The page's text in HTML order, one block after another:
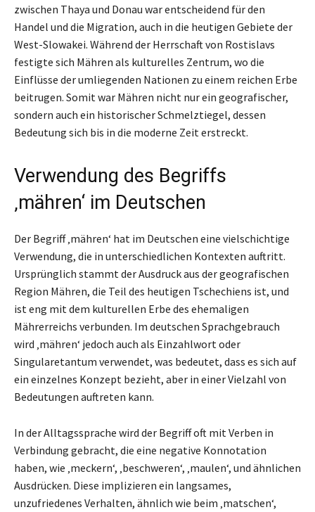
zwischen Thaya und Donau war entscheidend für den
Handel und die Migration, auch in die heutigen Gebiete der
West-Slowakei. Während der Herrschaft von Rostislavs
festigte sich Mähren als kulturelles Zentrum, wo die
Einflüsse der umliegenden Nationen zu einem reichen Erbe
beitrugen. Somit war Mähren nicht nur ein geografischer,
sondern auch ein historischer Schmelztiegel, dessen
Bedeutung sich bis in die moderne Zeit erstreckt.
Verwendung des Begriffs
‚mähren‘ im Deutschen
Der Begriff ‚mähren‘ hat im Deutschen eine vielschichtige
Verwendung, die in unterschiedlichen Kontexten auftritt.
Ursprünglich stammt der Ausdruck aus der geografischen
Region Mähren, die Teil des heutigen Tschechiens ist, und
ist eng mit dem kulturellen Erbe des ehemaligen
Mährerreichs verbunden. Im deutschen Sprachgebrauch
wird ‚mähren‘ jedoch auch als Einzahlwort oder
Singularetantum verwendet, was bedeutet, dass es sich auf
ein einzelnes Konzept bezieht, aber in einer Vielzahl von
Bedeutungen auftreten kann.
In der Alltagssprache wird der Begriff oft mit Verben in
Verbindung gebracht, die eine negative Konnotation
haben, wie ‚meckern‘, ‚beschweren‘, ‚maulen‘, und ähnlichen
Ausdrücken. Diese implizieren ein langsames,
unzufriedenes Verhalten, ähnlich wie beim ‚matschen‘,